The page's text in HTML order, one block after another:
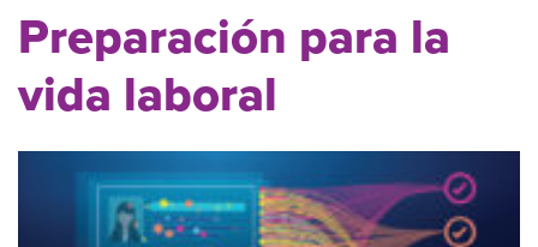
Preparación para la
vida laboral